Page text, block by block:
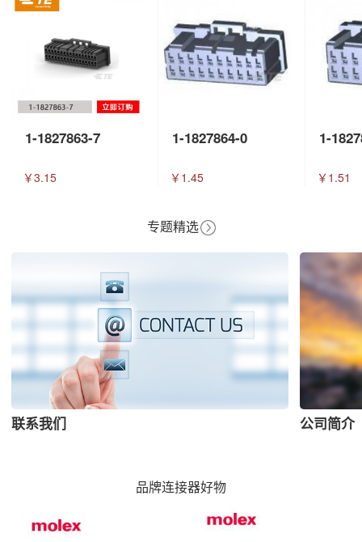
1-1827863-7
￥3.15
1-1827864-0
￥1.45
1-
￥1.51
专题精选
联系我们 公司简介
品牌连接器好物